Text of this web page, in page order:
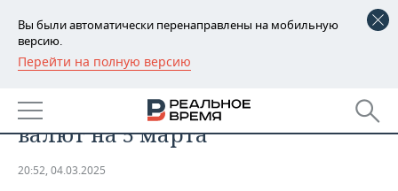
Вы были автоматически перенаправлены на мобильную
версию.
Перейти на полную версию
РЕГИОНЫ
БАШКОРТОСТАН
ТАТАРСТАН
НОВОСТИ
АНАЛИТИКА
Банк России опубликовал курс
валют на 5 марта
20:52, 04.03.2025